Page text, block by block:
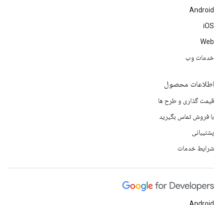
Android
iOS
Web
خدمات وب
اطلاعات محصول
قیمت گذاری و طرح ها
با فروش تماس بگیرید
پشتیبانی
شرایط خدمات